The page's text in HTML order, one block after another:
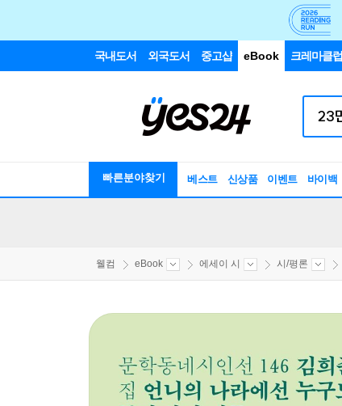
국내도서 외국도서 중고샵 eBook 크레마클럽
빠른분야찾기 베스트 신상품 이벤트 바이백
웰컴 eBook 에세이 시 시/평론